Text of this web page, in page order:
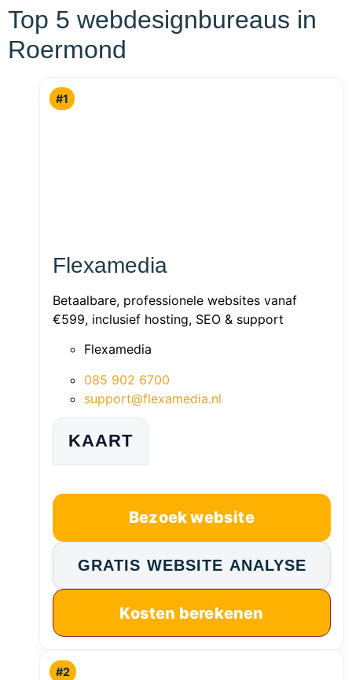
Top 5 webdesignbureaus in
Roermond
#1
Flexamedia
Betaalbare, professionele websites vanaf
€599, inclusief hosting, SEO & support
Flexamedia
085 902 6700
support@flexamedia.nl
KAART
Bezoek website
GRATIS WEBSITE ANALYSE
Kosten berekenen
#2